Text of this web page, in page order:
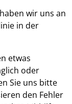
wir uns an
in der
etwas
oder
Sie uns bitte
den Fehler